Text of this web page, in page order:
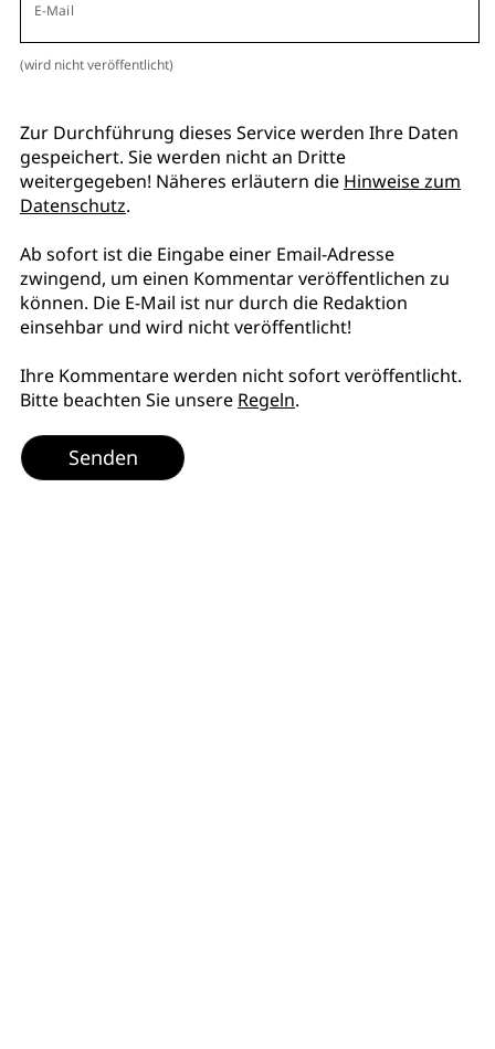
E-Mail
(wird nicht veröffentlicht)
Zur Durchführung dieses Service werden Ihre Daten
gespeichert. Sie werden nicht an Dritte
weitergegeben! Näheres erläutern die Hinweise zum
Datenschutz.
Ab sofort ist die Eingabe einer Email-Adresse
zwingend, um einen Kommentar veröffentlichen zu
können. Die E-Mail ist nur durch die Redaktion
einsehbar und wird nicht veröffentlicht!
Ihre Kommentare werden nicht sofort veröffentlicht.
Bitte beachten Sie unsere Regeln.
Senden